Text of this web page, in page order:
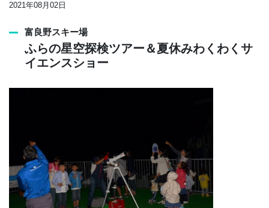
2021年08月02日
富良野スキー場
ふらの星空探検ツアー＆夏休みわくわくサ
イエンスショー